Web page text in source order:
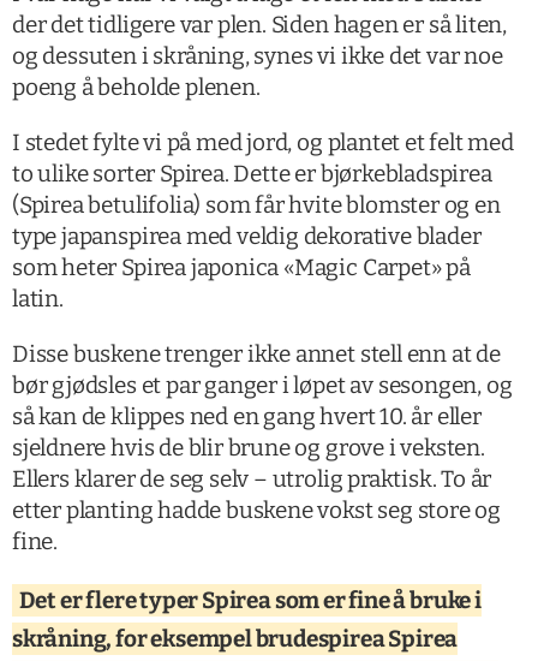
der det tidligere var plen. Siden hagen er så liten,
og dessuten i skråning, synes vi ikke det var noe
poeng å beholde plenen.
I stedet fylte vi på med jord, og plantet et felt med
to ulike sorter Spirea. Dette er bjørkebladspirea
(Spirea betulifolia) som får hvite blomster og en
type japanspirea med veldig dekorative blader
som heter Spirea japonica «Magic Carpet» på
latin.
Disse buskene trenger ikke annet stell enn at de
bør gjødsles et par ganger i løpet av sesongen, og
så kan de klippes ned en gang hvert 10. år eller
sjeldnere hvis de blir brune og grove i veksten.
Ellers klarer de seg selv – utrolig praktisk. To år
etter planting hadde buskene vokst seg store og
fine.
Det er flere typer Spirea som er fine å bruke i
skråning, for eksempel brudespirea Spirea